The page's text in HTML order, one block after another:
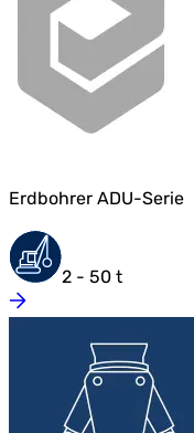
Erdbohrer ADU-Serie
2 - 50 t